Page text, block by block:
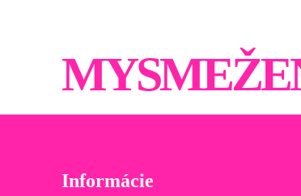
Informácie